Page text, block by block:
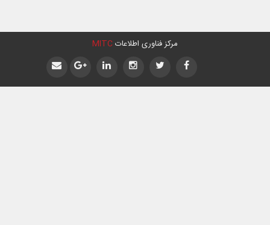
مرکز فناوری اطلاعات MITC